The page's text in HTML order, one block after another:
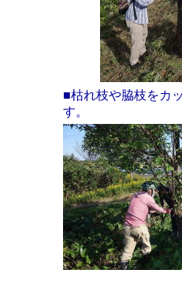
■枯れ枝や脇枝をカ
す。